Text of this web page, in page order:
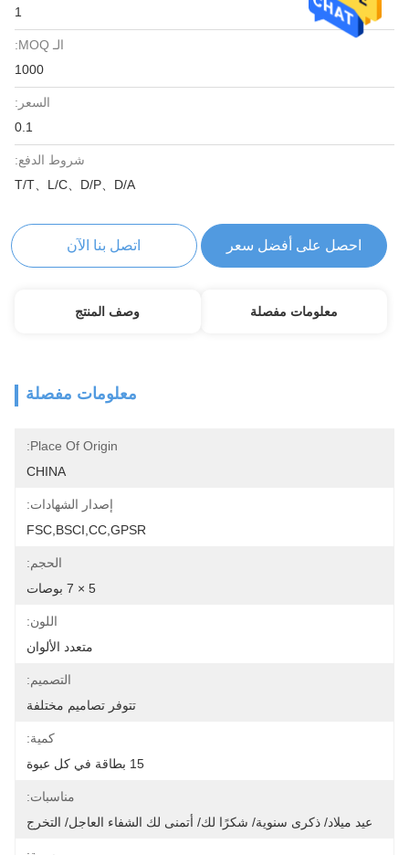
الـ MOQ:
1000
السعر:
0.1
شروط الدفع:
T/T、L/C、D/P、D/A
احصل على أفضل سعر اتصل بنا الآن
معلومات مفصلة وصف المنتج
معلومات مفصلة
Place Of Origin:
CHINA
إصدار الشهادات:
FSC,BSCI,CC,GPSR
الحجم:
5 × 7 بوصات
اللون:
متعدد الألوان
التصميم:
تتوفر تصاميم مختلفة
كمية:
15 بطاقة في كل عبوة
مناسبات:
عيد ميلاد/ ذكرى سنوية/ شكرًا لك/ أتمنى لك الشفاء العاجل/ التخرج